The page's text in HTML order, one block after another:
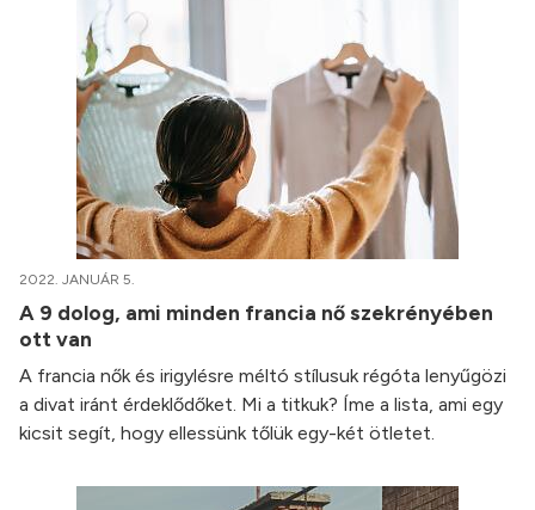
2022. JANUÁR 5.
A 9 dolog, ami minden francia nő szekrényében
ott van
A francia nők és irigylésre méltó stílusuk régóta lenyűgözi
a divat iránt érdeklődőket. Mi a titkuk? Íme a lista, ami egy
kicsit segít, hogy ellessünk tőlük egy-két ötletet.